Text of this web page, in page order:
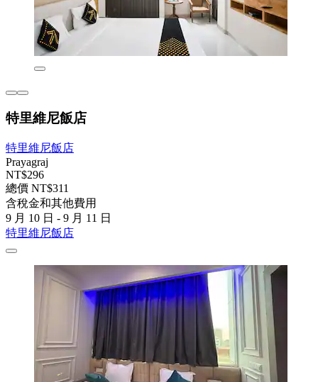
特里維尼飯店
特里維尼飯店
Prayagraj
NT$296
總價 NT$311
含稅金和其他費用
9 月 10 日 - 9 月 11 日
特里維尼飯店